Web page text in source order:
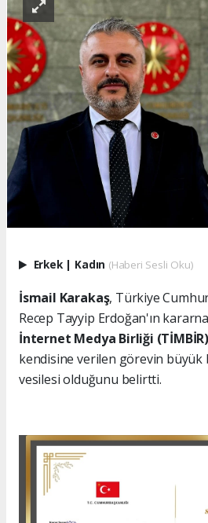
Erkek | Kadın (Haberi Sesli Oku)
İsmail Karakaş, Türkiye
Recep Tayyip Erdoğan'ın
İnternet Medya Birliği (TİMBİR)
kendisine verilen görevin
vesilesi olduğunu belirtti.